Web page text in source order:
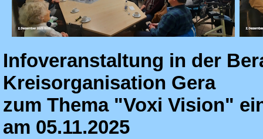
Infoveranstaltung in der
Kreisorganisation Gera
zum Thema "Voxi Vision"
am 05.11.2025